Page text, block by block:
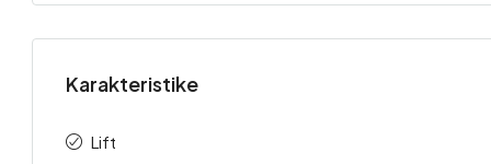
Karakteristike
Lift